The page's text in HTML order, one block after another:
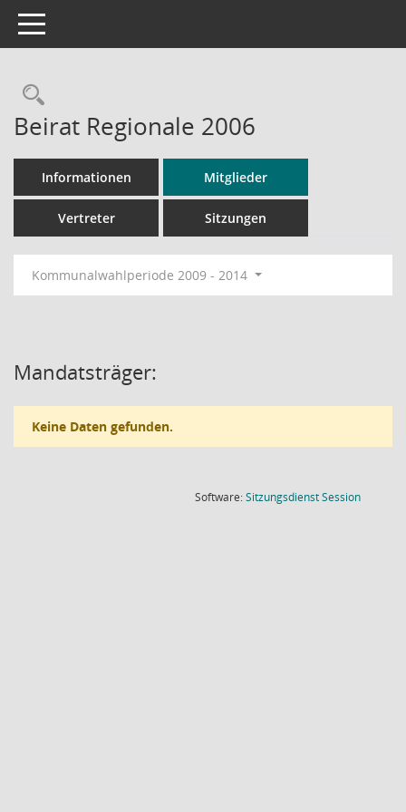
Toggle navigation
Rechercheauswahl
Beirat Regionale 2006
Informationen Mitglieder
Vertreter Sitzungen
Kommunalwahlperiode 2009 - 2014
Mandatsträger:
Keine Daten gefunden.
Software:SitzungsdienstSession(Wird in